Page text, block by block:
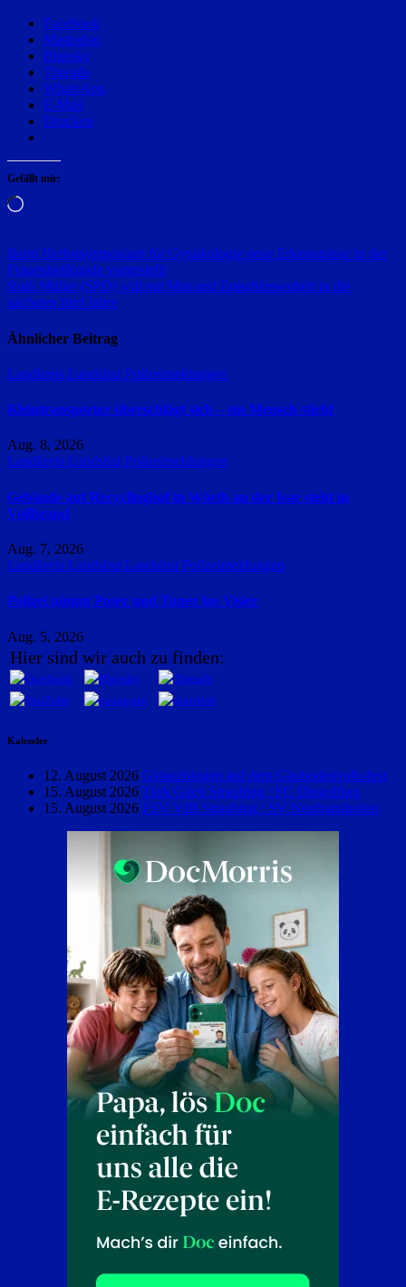
Facebook
Mastodon
Bluesky
Threads
WhatsApp
E-Mail
Drucken
Gefällt mir:
Wird
Beitragsnavigation
Beim Herbstsymposium für Gynäkologie neue Erkenntnisse in der
Frauenheilkunde vorgestellt
Ruth Müller (SPD) will mit Mut und Entschlossenheit in die
nächsten fünf Jahre
Ähnlicher Beitrag
Landkreis Landshut Polizeimeldungen
Kleintransporter überschlägt sich – ein Mensch stirbt
Aug. 8, 2026
Landkreis Landshut Polizeimeldungen
Gebäude auf Recyclinghof in Wörth an der Isar steht in
Vollbrand
Aug. 7, 2026
Landkreis Landshut Landshut Polizeimeldungen
Polizei nimmt Poser und Tuner ins Visier
Aug. 5, 2026
Hier sind wir auch zu finden:
Kalender
12. August 2026 Gstanzlsingen auf dem Gäubodenvolksfest
15. August 2026 Türk Gücü Straubing : FC Dingolfing
15. August 2026 FSV VfB Straubing : SV Neufraunhofen